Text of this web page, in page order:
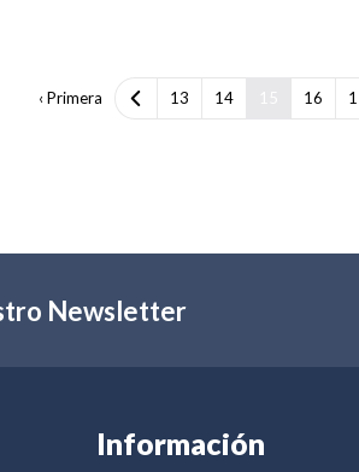
‹ Primera 13 14 16
Newsletter
Información